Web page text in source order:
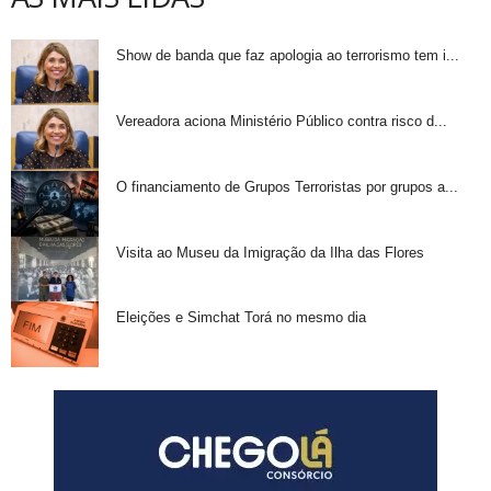
Show de banda que faz apologia ao terrorismo tem i...
Vereadora aciona Ministério Público contra risco d...
O financiamento de Grupos Terroristas por grupos a...
Visita ao Museu da Imigração da Ilha das Flores
Eleições e Simchat Torá no mesmo dia